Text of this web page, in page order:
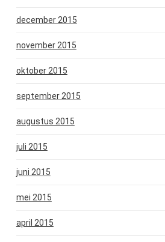
december 2015
november 2015
oktober 2015
september 2015
augustus 2015
juli 2015
juni 2015
mei 2015
april 2015